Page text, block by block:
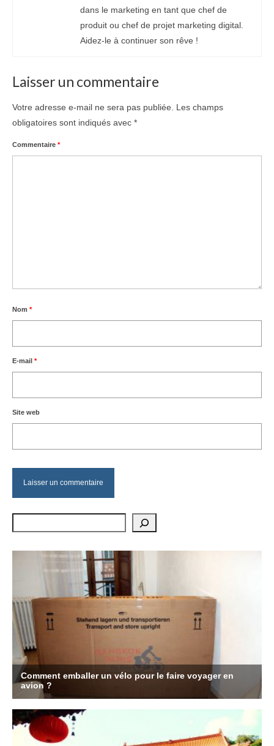
dans le marketing en tant que chef de
produit ou chef de projet marketing digital.
Aidez-le à continuer son rêve !
Laisser un commentaire
Votre adresse e-mail ne sera pas publiée.
Les champs
obligatoires sont indiqués avec *
Commentaire *
Nom *
E-mail *
Site web